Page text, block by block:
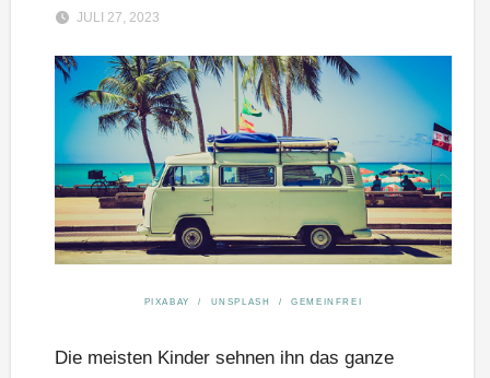
JULI 27, 2023
PIXABAY / UNSPLASH / GEMEINFREI
Die meisten Kinder sehnen ihn das ganze